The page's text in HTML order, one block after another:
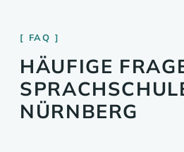
FAQ
HÄUFIGE
NÜRNBERG